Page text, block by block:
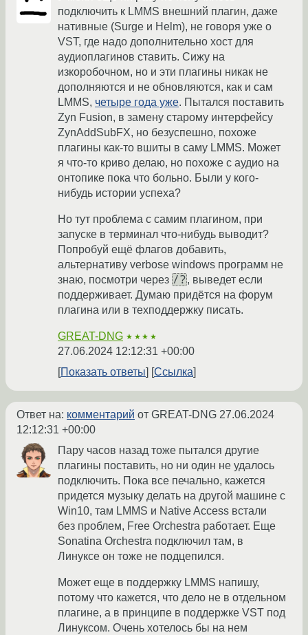
подключить к LMMS внешний плагин, даже
нативные (Surge и Helm), не говоря уже о
VST, где надо дополнительно хост для
аудиоплагинов ставить. Сижу на
изкоробочном, но и эти плагины никак не
дополняются и не обновляются, как и сам
LMMS, четыре года уже. Пытался поставить
Zyn Fusion, в замену старому интерфейсу
ZynAddSubFX, но безуспешно, похоже
плагины как-то вшиты в саму LMMS. Может
я что-то криво делаю, но похоже с аудио на
онтопике пока что больно. Были у кого-
нибудь истории успеха?
Но тут проблема с самим плагином, при
запуске в терминал что-нибудь выводит?
Попробуй ещё флагов добавить,
альтернативу verbose windows программ не
знаю, посмотри через /?, выведет если
поддерживает. Думаю придётся на форум
плагина или в техподдержку писать.
GREAT-DNG ★★★★
27.06.2024 12:12:31 +00:00
Показать ответы
Ссылка
Ответ на: комментарий от GREAT-DNG 27.06.2024
12:12:31 +00:00
Пару часов назад тоже пытался другие
плагины поставить, но ни один не удалось
подключить. Пока все печально, кажется
придется музыку делать на другой машине с
Win10, там LMMS и Native Access встали
без проблем, Free Orchestra работает. Еще
Sonatina Orchestra подключил там, в
Линуксе он тоже не подцепился.
Может еще в поддержку LMMS напишу,
потому что кажется, что дело не в отдельном
плагине, а в принципе в поддержке VST под
Линуксом. Очень хотелось бы на нем